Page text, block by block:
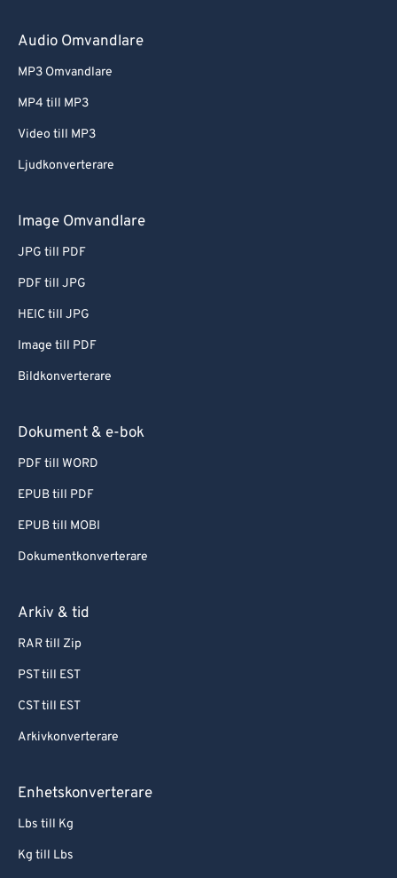
Audio Omvandlare
MP3 Omvandlare
MP4 till MP3
Video till MP3
Ljudkonverterare
Image Omvandlare
JPG till PDF
PDF till JPG
HEIC till JPG
Image till PDF
Bildkonverterare
Dokument & e-bok
PDF till WORD
EPUB till PDF
EPUB till MOBI
Dokumentkonverterare
Arkiv & tid
RAR till Zip
PST till EST
CST till EST
Arkivkonverterare
Enhetskonverterare
Lbs till Kg
Kg till Lbs